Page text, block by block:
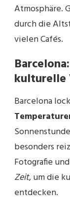
Atmosphäre.
durch die
vielen Cafés.
Barcelona
besonders
Fotografie
Zeit, um die
entdecken.